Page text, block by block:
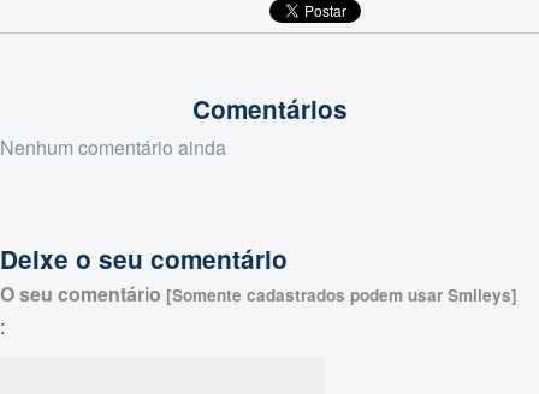
Comentários
Nenhum comentário ainda
Deixe o seu comentário
O seu comentário [Somente cadastrados podem usar Smileys]
: